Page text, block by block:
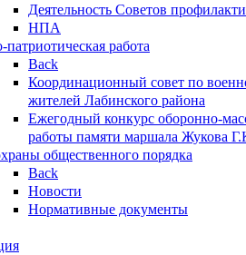
Деятельность Советов
НПА
работа
Back
Координационный совет по
жителей Лабинского района
Ежегодный конкурс оборонно-
работы памяти маршала Жукова
общественного порядка
Back
Новости
Нормативные документы